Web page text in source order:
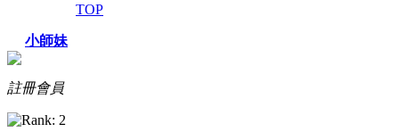
TOP
小師妹
註冊會員